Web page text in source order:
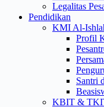
Legalitas
Pendidikan
KMI Al-
Profil
Santri
KBIT &